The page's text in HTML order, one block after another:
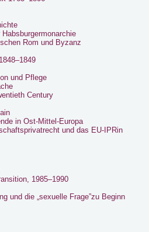
Rom und Byzanz
und Pflege
Century
in Ost-Mittel-Europa
und das EU-IPRin
1985–1990
und die „sexuelle Frage”zu Beginn